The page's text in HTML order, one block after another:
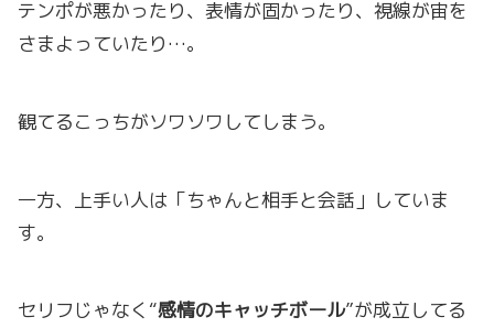
テンポが悪かったり、表情が固かったり、視線が宙を
さまよっていたり…。
観てるこっちがソワソワしてしまう。
一方、上手い人は「ちゃんと相手と会話」していま
す。
セリフじゃなく“感情のキャッチボール”が成立してる